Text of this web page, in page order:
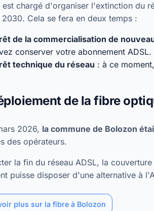
est chargé d'organiser l'extinction du
2030. Cela se fera en deux temps :
de la commercialisation de
conserver votre abonnement ADSL.
technique du réseau : à ce
de la fibre
2026, la commune de Bolozon
des opérateurs.
la fin du réseau ADSL, la
puisse disposer d'une alternative à
plus sur la fibre à Bolozon